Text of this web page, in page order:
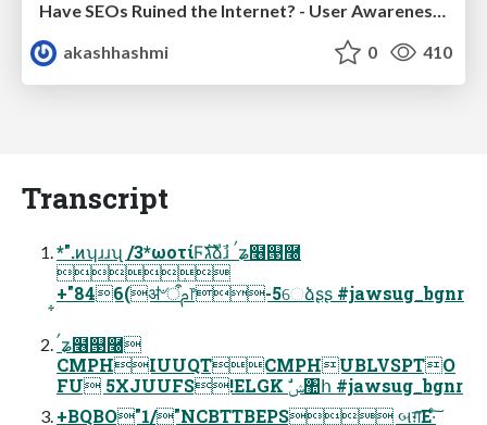
akashhashmi
0 410
Transcript
*".ͷʮɹɹʯ /3*ωοτίϜגࣜձࣾɹ ࠤʑ໦୓࿠

+"846(ॳ৺ऀࢧ෦-5େձʂʂ #jawsug_bgnr
ࠤʑ໦୓࿠
CMPHIUUQTCMPHUBLVSPTO
FU 5XJUUFS!ELGK ࣗݾ঺հ #jawsug_bgnr
+BQBO"1/"NCBTTBEPS બग़͞Ε·ͨ͠